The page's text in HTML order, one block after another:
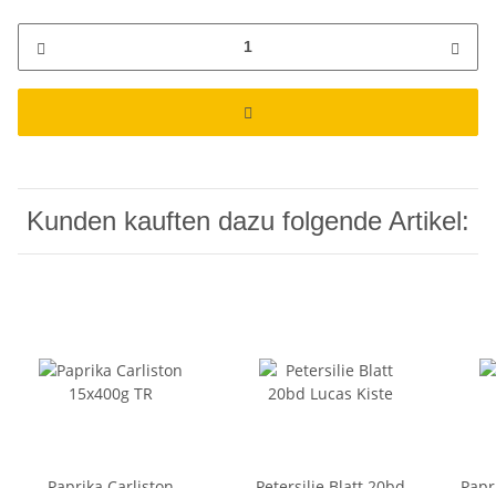
Kunden kauften dazu folgende Artikel: